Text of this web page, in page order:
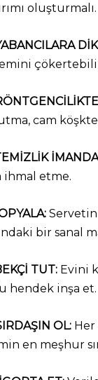
oluşturmalı.
cam
ihmal etme.
bir sanal
TUT: Evini
hendek inşa et.
OL: Her
en meşhur